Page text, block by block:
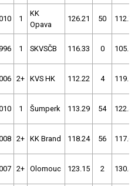
1
KK
Opava
126.21 50 112.71
1 SKVSČB 116.33 0 105.12
2+ KVS HK 112.22 4 119.12
1 Šumperk 113.29 54 122.44
2+ KK Brand 118.24 56 117.63
2+ Olomouc 123.15 2 130.45